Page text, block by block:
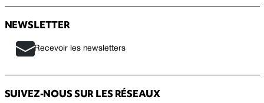
NEWSLETTER
Recevoir les newsletters
SUIVEZ-NOUS SUR LES RÉSEAUX